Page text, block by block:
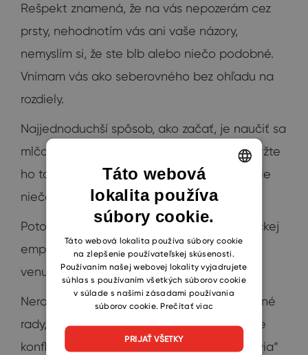
Rešpekt znamená, že na vás nepozerám cez
prsty, nehodnotím vás ani vaše názory,
nemyslím si, že ste blb alebo niečo podobné.
Vnímam vás ako seberovného bez ohľadu na
rozdiely.
Najjednoduchší spôsob, ako začať, je naučiť sa
mlčať. Oprite jazyk o horné poschodie a držte
ho tam zaprený tak dlho, kým máte nutkanie
niečo hovoriť.
Potom príde ďalšia, náročnejšia časť taktickej
empatie, aktívne načúvanie. Druhej osobe
venujte stopercentnú pozornosť.
Nerobte žiadne súdy, nedávajte nevyžiadané
rady, nehodnoťte, vyhýbajte sa potenciálne
konfliktným témam ako „Sparta versus Slavia“
ENGLISH
SLOVAK
Táto webová
lokalita používa
súbory cookie.
Táto webová lokalita používa súbory cookie
na zlepšenie používateľskej skúsenosti.
Používaním našej webovej lokality vyjadrujete
súhlas s používaním všetkých súborov cookie
v súlade s našimi zásadami používania
súborov cookie. Prečítať viac
PRIJAŤ VŠETKY